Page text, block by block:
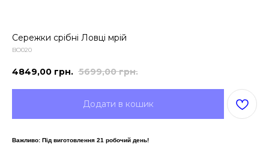
Сережки срібні Ловці мрій
BO020
4849,00 грн. 5699,00 грн.
Додати в кошик
Важливо: Під виготовлення 21 робочий день!